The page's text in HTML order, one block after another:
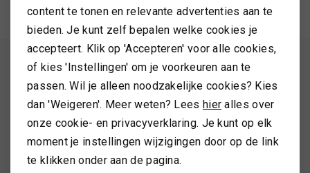
TRUIEN
ALTIJD ALS EERSTE OP DE HOOGTE ZIJN?
Schrijf je in en ontvang 10% korting op je 1e bestelling
AANMELDEN
content te tonen en relevante advertenties aan te
bieden. Je kunt zelf bepalen welke cookies je
accepteert. Klik op 'Accepteren' voor alle cookies,
of kies 'Instellingen' om je voorkeuren aan te
passen. Wil je alleen noodzakelijke cookies? Kies
dan 'Weigeren'. Meer weten? Lees hier alles over
onze cookie- en privacyverklaring. Je kunt op elk
moment je instellingen wijzigingen door op de link
te klikken onder aan de pagina.